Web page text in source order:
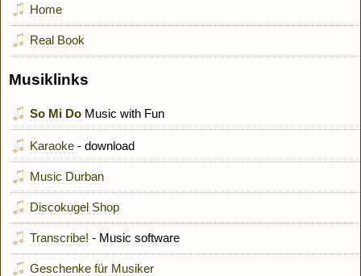
Home
Real Book
Musiklinks
So Mi Do Music with Fun
Karaoke - download
Music Durban
Discokugel Shop
Transcribe! - Music software
Geschenke für Musiker